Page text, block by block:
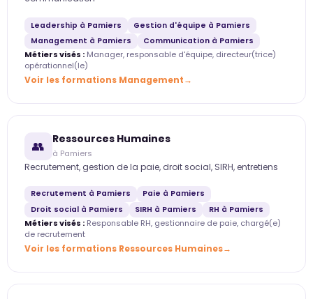
Leadership à Pamiers
Gestion d'équipe à Pamiers
Management à Pamiers
Communication à Pamiers
Métiers visés : Manager, responsable d'équipe, directeur(trice)
opérationnel(le)
Voir les formations Management
👥 Ressources Humaines
à Pamiers
Recrutement, gestion de la paie, droit social, SIRH, entretiens
Recrutement à Pamiers
Paie à Pamiers
Droit social à Pamiers
SIRH à Pamiers RH à Pamiers
Métiers visés : Responsable RH, gestionnaire de paie, chargé(e)
de recrutement
Voir les formations Ressources Humaines